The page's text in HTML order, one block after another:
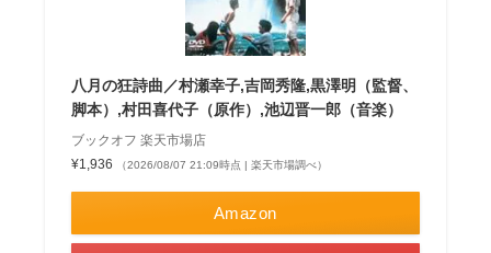
八月の狂詩曲／村瀬幸子,吉岡秀隆,黒澤明（監督、
脚本）,村田喜代子（原作）,池辺晋一郎（音楽）
ブックオフ 楽天市場店
¥1,936
（2026/08/07 21:09時点 | 楽天市場調べ）
Amazon